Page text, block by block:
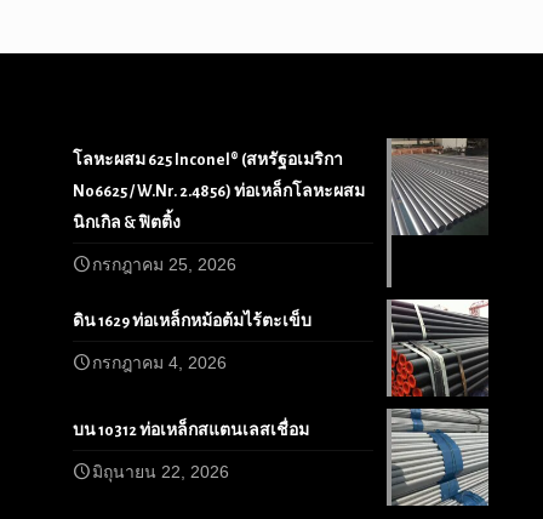
โลหะผสม 625 Inconel® (สหรัฐอเมริกา
N06625 / W.Nr. 2.4856) ท่อเหล็กโลหะผสม
นิกเกิล & ฟิตติ้ง
กรกฎาคม 25, 2026
ดิน 1629 ท่อเหล็กหม้อต้มไร้ตะเข็บ
กรกฎาคม 4, 2026
บน 10312 ท่อเหล็กสแตนเลสเชื่อม
มิถุนายน 22, 2026